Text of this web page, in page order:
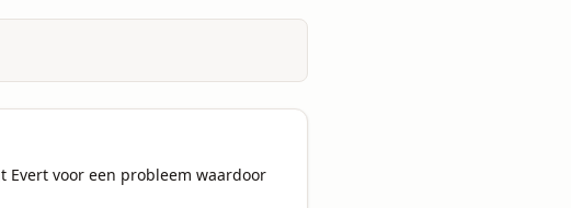
Evert voor een probleem waardoor